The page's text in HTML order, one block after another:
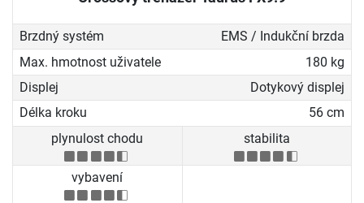
Brzdný systém
EMS / Indukční brzda
Max. hmotnost uživatele
180 kg
Displej
Dotykový displej
Délka kroku
56 cm
plynulost chodu
stabilita
vybavení